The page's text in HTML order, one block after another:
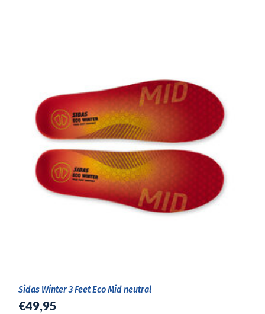
Sidas Winter 3 Feet Eco Mid neutral
€49,95